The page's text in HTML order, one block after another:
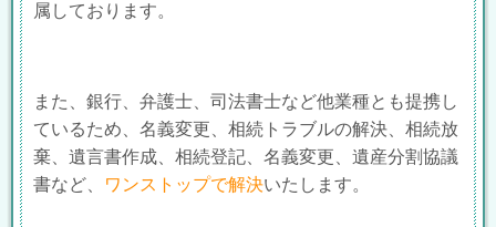
属しております。
また、銀行、 弁護士、司法書士など他業種とも提携し
ているため、名義変更、相続トラブルの解決、相続放
棄、遺言書作成、相続登記、名義変更、遺産分割協議
書など、
ワンストップで解決いたします。